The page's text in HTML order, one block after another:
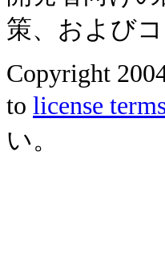
策、および
Copyright
to license
い。